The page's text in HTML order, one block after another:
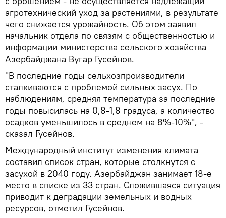
агротехнический уход за растениями, в результате
чего снижается урожайность. Об этом заявил
начальник отдела по связям с общественностью и
информации министерства сельского хозяйства
Азербайджана Вугар Гусейнов.
"В последние годы сельхозпроизводители
сталкиваются с проблемой сильных засух. По
наблюдениям, средняя температура за последние
годы повысилась на 0,8-1,8 градуса, а количество
осадков уменьшилось в среднем на 8%-10%", -
сказал Гусейнов.
Международный институт изменения климата
составил список стран, которые столкнутся с
засухой в 2040 году. Азербайджан занимает 18-е
место в списке из 33 стран. Сложившаяся ситуация
приводит к деградации земельных и водных
ресурсов, отметил Гусейнов.